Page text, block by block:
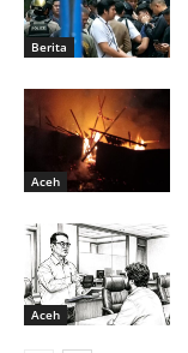
Berita
Aceh
Aceh